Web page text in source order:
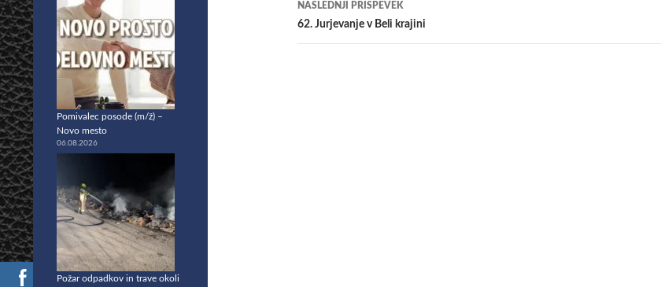
NASLEDNJI PRISPEVEK
62. Jurjevanje v Beli krajini
Pomivalec posode (m/ž) –
Novo mesto
06.08.2026
Požar odpadkov in trave okoli